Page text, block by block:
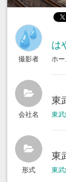
撮影者
は
ホ
会社名
東
東
形式
東
東